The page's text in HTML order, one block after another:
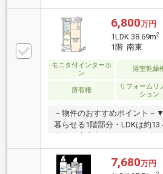
有）。お散歩感覚で世田谷公
き、豊かな緑に癒される三宿
始まります。【2026年4月内
了】給湯器や水回りの一新、
65.82㎡のゆとりある
アコンもそのまま引渡可能で
軒茶屋歩10分・税制優遇対象
洒落なカフェが集まる三宿エ
6,800万円
1LDK 38.69m2
1階 南東
モニタ付インターホ
ン
浴室乾燥
所有権
リフォームリ
ション
－物件のおすすめポイント－
暮らせる1階部分・LDKは約
用可・南東向きバルコニー有
可・ペット飼育可(細則有／
備・浴室乾燥機・TVモニタ付
BOX▼2025年9月室内リフォ
7,680万円